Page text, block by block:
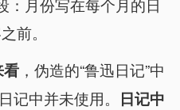
：月份写在每个月的日
前。
看，伪造的“鲁迅日记”中
记中并未使用。 日记中